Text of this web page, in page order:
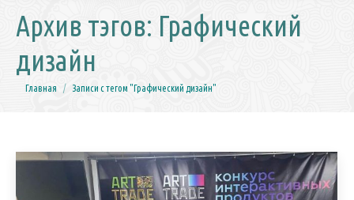
Архив тэгов: Графический
дизайн
Вы здесь:
Главная Записи с тегом "Графический дизайн"